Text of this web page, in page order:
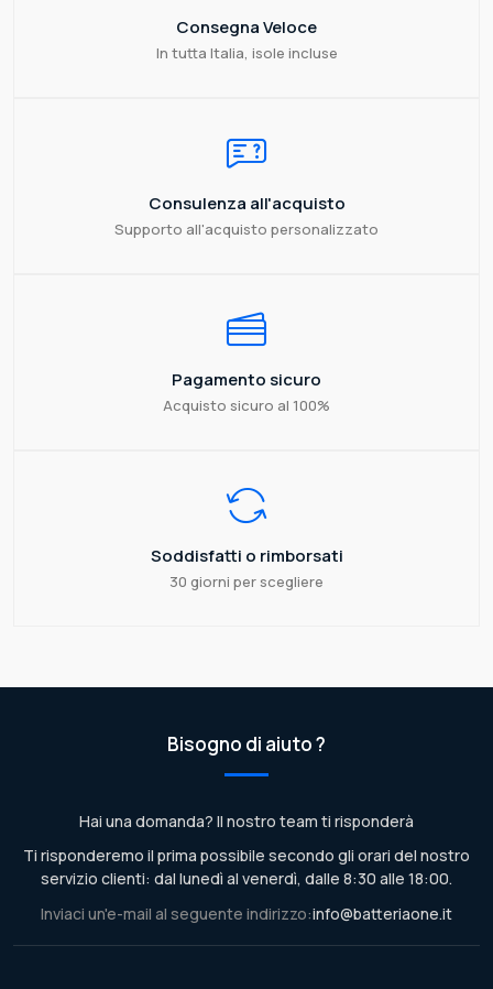
Consegna Veloce
In tutta Italia, isole incluse
Consulenza all'acquisto
Supporto all'acquisto personalizzato
Pagamento sicuro
Acquisto sicuro al 100%
Soddisfatti o rimborsati
30 giorni per scegliere
Bisogno di aiuto ?
Hai una domanda? Il nostro team ti risponderà
Ti risponderemo il prima possibile secondo gli orari del nostro
servizio clienti: dal lunedì al venerdì, dalle 8:30 alle 18:00.
Inviaci un'e-mail al seguente indirizzo:info@batteriaone.it